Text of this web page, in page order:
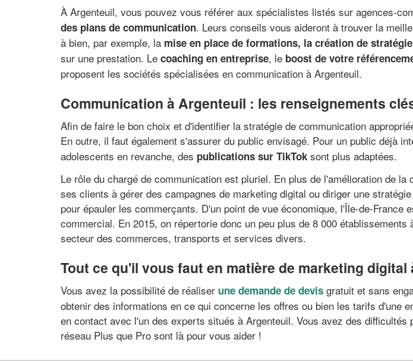
À Argenteuil, vous pouvez vous référer aux spécialistes listés sur agences-
des plans de communication. Leurs conseils vous aideront à trouver la
à bien, par exemple, la mise en place de formations, la création de
sur une prestation. Le coaching en entreprise, le boost de votre
proposent les sociétés spécialisées en communication à Argenteuil.
Communication à Argenteuil : les renseignements
Afin de faire le bon choix et d'identifier la stratégie de communication
En outre, il faut également s'assurer du public envisagé. Pour un public déjà
adolescents en revanche, des publications sur TikTok sont plus adaptées.
Le rôle du chargé de communication est pluriel. En plus de l'amélioration de
ses clients à gérer des campagnes de marketing digital ou diriger une
pour épauler les commerçants. D'un point de vue économique, l'Île-de-
commercial. En 2015, on répertorie donc un peu plus de 8 000
secteur des commerces, transports et services divers.
Tout ce qu'il vous faut en matière de marketing digital
Vous avez la possibilité de réaliser une demande de devis gratuit et sans
obtenir des informations en ce qui concerne les offres ou bien les tarifs d'une
en contact avec l'un des experts situés à Argenteuil. Vous avez des
réseau Plus que Pro sont là pour vous aider !